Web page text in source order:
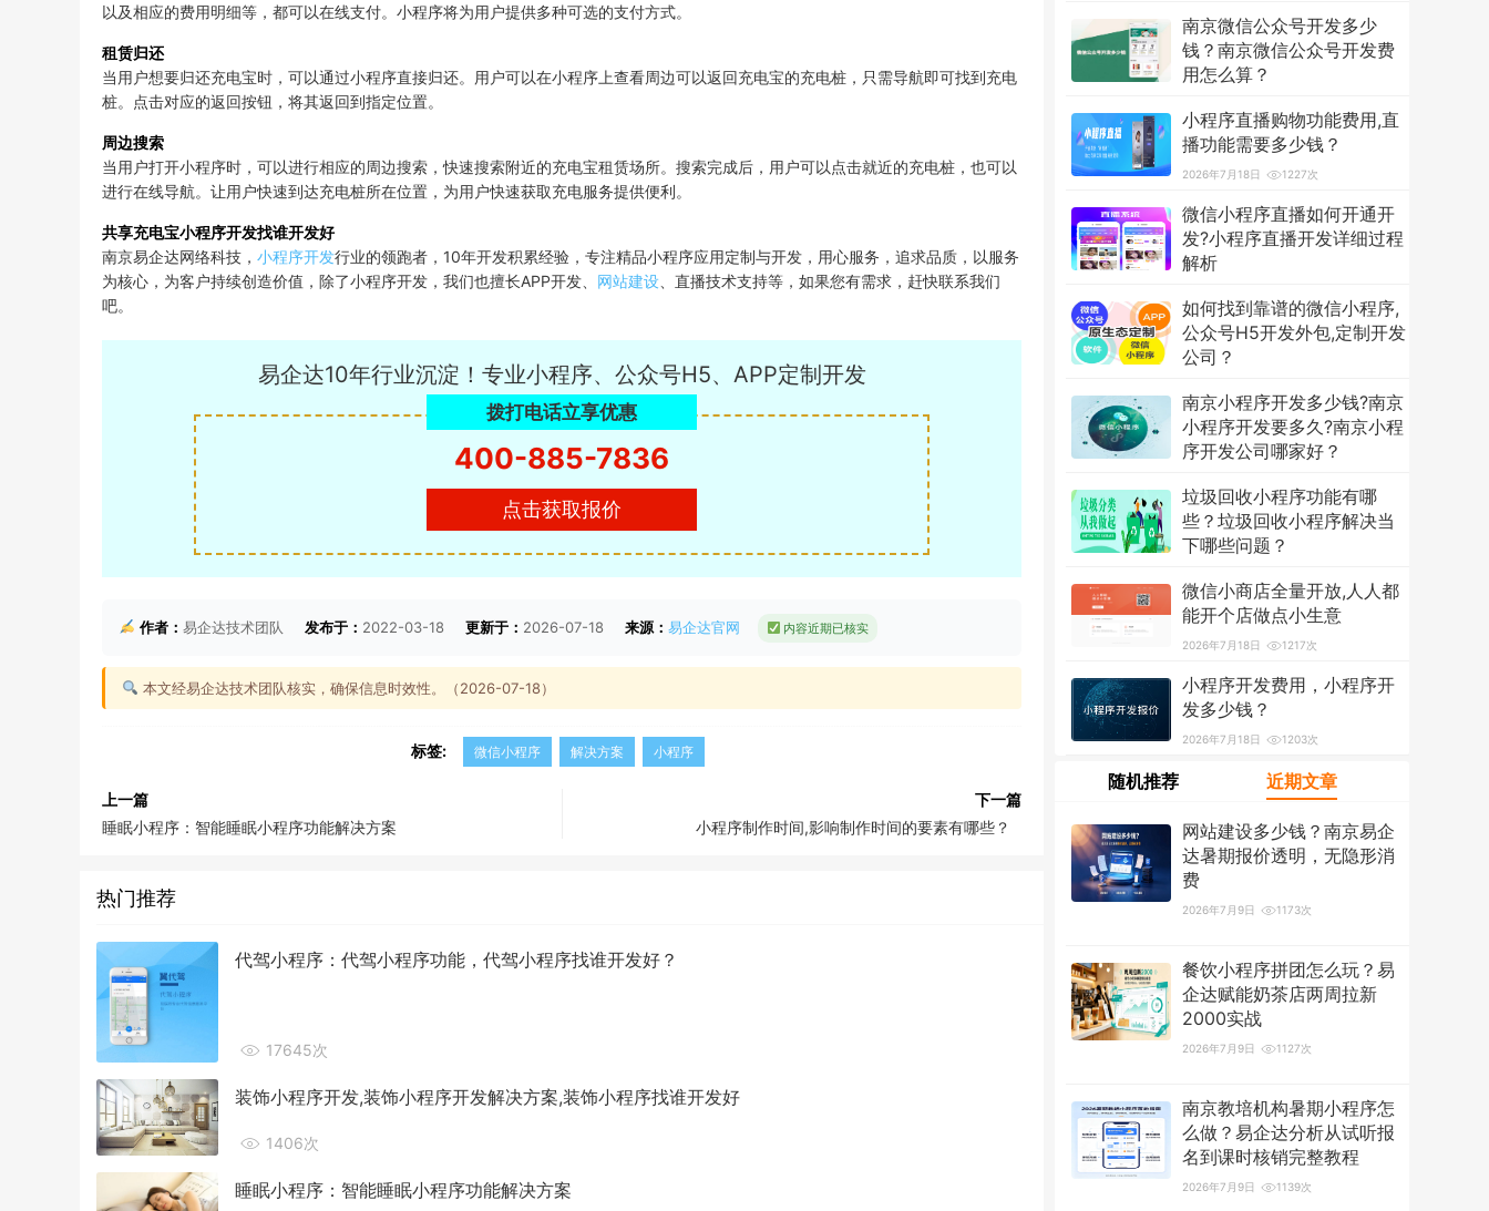
以及相应的费用明细等，都可以在线支付。小程序将为用户提供多种可选的支付方式。
租赁归还
当用户想要归还充电宝时，可以通过小程序直接归还。用户可以在小程序上查看周边可以返回充电宝的充电桩，只需导航即可找到充电
桩。点击对应的返回按钮，将其返回到指定位置。
周边搜索
当用户打开小程序时，可以进行相应的周边搜索，快速搜索附近的充电宝租赁场所。搜索完成后，用户可以点击就近的充电桩，也可以
进行在线导航。让用户快速到达充电桩所在位置，为用户快速获取充电服务提供便利。
共享充电宝小程序开发找谁开发好
南京易企达网络科技， 小程序开发行业的领跑者，10年开发积累经验，专注精品小程序应用定制与开发，用心服务，追求品质，以服务
为核心，为客户持续创造价值，除了小程序开发，我们也擅长APP开发、 网站建设 、直播技术支持等，如果您有需求，赶快联系我们
吧。
易企达10年行业沉淀！专业小程序、公众号H5、APP定制开发
拨打电话立享优惠
400-885-7836
点击获取报价
作者： 易企达技术团队 发布于： 2022-03-18 更新于： 2026-07-18 来源： 易企达官网 内容近期已核实
本文经易企达技术团队核实，确保信息时效性。（2026-07-18）
标签: 微信小程序 解决方案 小程序
上一篇
睡眠小程序：智能睡眠小程序功能解决方案
下一篇
小程序制作时间,影响制作时间的要素有哪些？
热门推荐
代驾小程序：代驾小程序功能，代驾小程序找谁开发好？
17645次
装饰小程序开发,装饰小程序开发解决方案,装饰小程序找谁开发好
1406次
睡眠小程序：智能睡眠小程序功能解决方案
南京微信公众号开发多少
钱？南京微信公众号开发费
用怎么算？
小程序直播购物功能费用,直
播功能需要多少钱？
2026年7月18日 1227次
微信小程序直播如何开通开
发?小程序直播开发详细过程
解析
如何找到靠谱的微信小程序,
公众号H5开发外包,定制开发
公司？
南京小程序开发多少钱?南京
小程序开发要多久?南京小程
序开发公司哪家好？
垃圾回收小程序功能有哪
些？垃圾回收小程序解决当
下哪些问题？
微信小商店全量开放,人人都
能开个店做点小生意
2026年7月18日 1217次
小程序开发费用，小程序开
发多少钱？
2026年7月18日 1203次
随机推荐 近期文章
网站建设多少钱？南京易企
达暑期报价透明，无隐形消
费
2026年7月9日 1173次
餐饮小程序拼团怎么玩？易
企达赋能奶茶店两周拉新
2000实战
2026年7月9日 1127次
南京教培机构暑期小程序怎
么做？易企达分析从试听报
名到课时核销完整教程
2026年7月9日 1139次